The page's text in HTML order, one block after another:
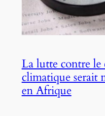
La lutte contre le
climatique serait
en Afrique